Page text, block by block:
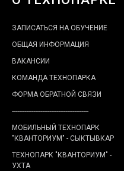
ЗАПИСАТЬСЯ НА ОБУЧЕНИЕ
ОБЩАЯ ИНФОРМАЦИЯ
ВАКАНСИИ
КОМАНДА ТЕХНОПАРКА
ФОРМА ОБРАТНОЙ СВЯЗИ
-------------------------------------------
МОБИЛЬНЫЙ ТЕХНОПАРК
"КВАНТОРИУМ" - СЫКТЫВКАР
ТЕХНОПАРК "КВАНТОРИУМ" -
УХТА